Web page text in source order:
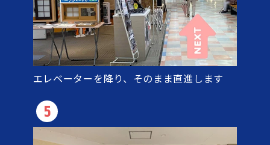
エレベーターを降り、そのまま直進します
5